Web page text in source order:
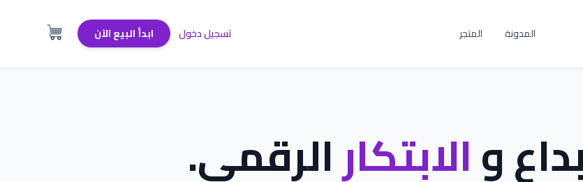
المدونة المتجر تسجيل دخول ابدأ البيع الآن
والابتكارالرقمي.